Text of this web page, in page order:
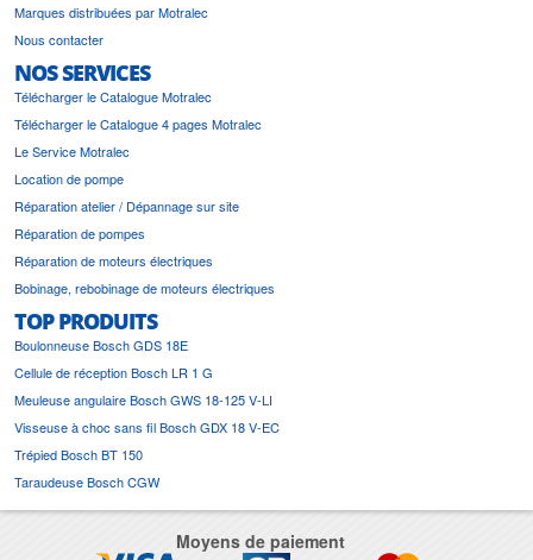
Marques distribuées par Motralec
Nous contacter
NOS SERVICES
Télécharger le Catalogue Motralec
Télécharger le Catalogue 4 pages Motralec
Le Service Motralec
Location de pompe
Réparation atelier / Dépannage sur site
Réparation de pompes
Réparation de moteurs électriques
Bobinage, rebobinage de moteurs électriques
TOP PRODUITS
Boulonneuse Bosch GDS 18E
Cellule de réception Bosch LR 1 G
Meuleuse angulaire Bosch GWS 18-125 V-LI
Visseuse à choc sans fil Bosch GDX 18 V-EC
Trépied Bosch BT 150
Taraudeuse Bosch CGW
Moyens de paiement